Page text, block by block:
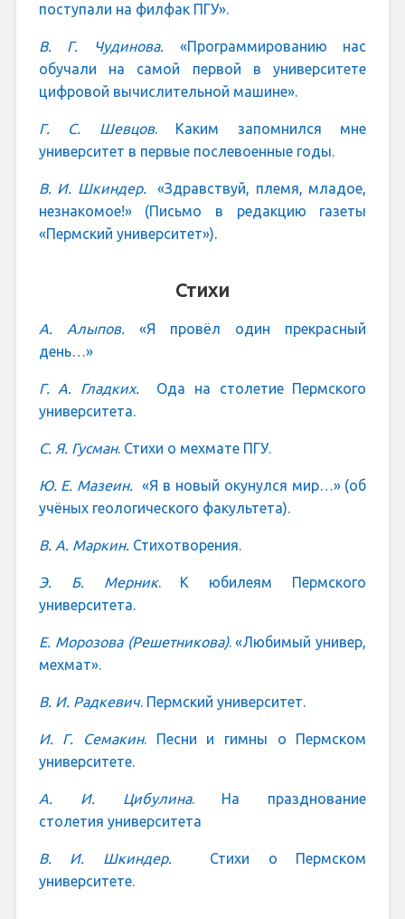
поступали на филфак ПГУ».
В. Г. Чудинова. «Программированию нас
обучали на самой первой в университете
цифровой вычислительной машине».
Г. С. Шевцов. Каким запомнился мне
университет в первые послевоенные годы.
В. И. Шкиндер.«Здравствуй, племя, младое,
незнакомое!» (Письмо в редакцию газеты
«Пермский университет»).
Стихи
А. Алыпов.«Я провёл один прекрасный
день…»
Г. А. Гладких. Ода на столетие Пермского
университета.
С. Я. Гусман. Стихи о мехмате ПГУ.
Ю. Е. Мазеин. «Я в новый окунулся мир…» (об
учёных геологического факультета).
В. А. Маркин.Стихотворения.
Э. Б. Мерник. К юбилеям Пермского
университета.
Е. Морозова (Решетникова). «Любимый универ,
мехмат».
В. И. Радкевич. Пермский университет.
И. Г. Семакин. Песни и гимны о Пермском
университете.
А. И. Цибулина. На празднование
столетия университета
В. И. Шкиндер. Стихи о Пермском
университете.